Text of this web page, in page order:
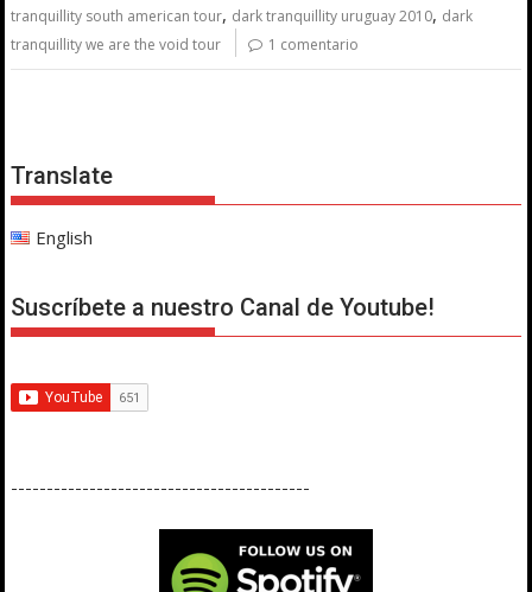
tranquillity south american tour, dark tranquillity uruguay 2010, dark
tranquillity we are the void tour
1 comentario
Translate
English
Suscríbete a nuestro Canal de Youtube!
------------------------------------------